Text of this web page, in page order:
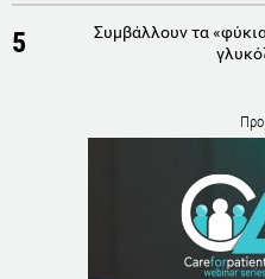
5
Συμβάλλουν τα